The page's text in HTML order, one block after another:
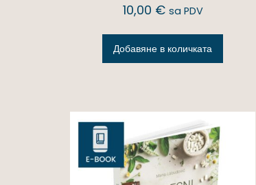
10,00 € sa PDV
Добавяне в количката